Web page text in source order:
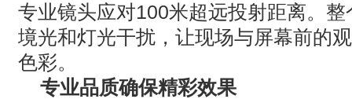
专业镜头应对100米超远投射距离。
境光和灯光干扰，让现场与屏幕前的
色彩。
专业品质确保精彩效果